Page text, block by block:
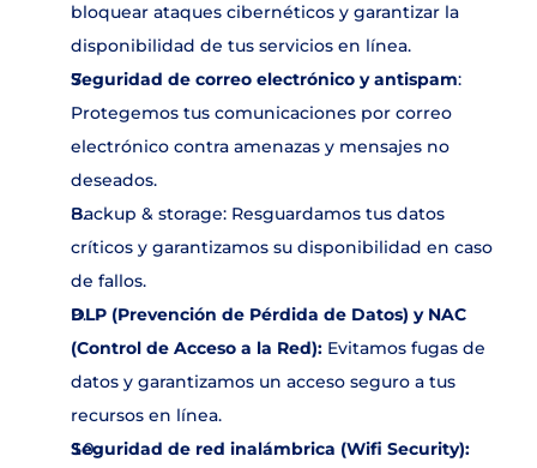
bloquear ataques cibernéticos y garantizar la
disponibilidad de tus servicios en línea.
Seguridad de correo electrónico y antispam:
Protegemos tus comunicaciones por correo
electrónico contra amenazas y mensajes no
deseados.
Backup & storage: Resguardamos tus datos
críticos y garantizamos su disponibilidad en caso
de fallos.
DLP (Prevención de Pérdida de Datos) y NAC
(Control de Acceso a la Red): Evitamos fugas de
datos y garantizamos un acceso seguro a tus
recursos en línea.
Seguridad de red inalámbrica (Wifi Security):